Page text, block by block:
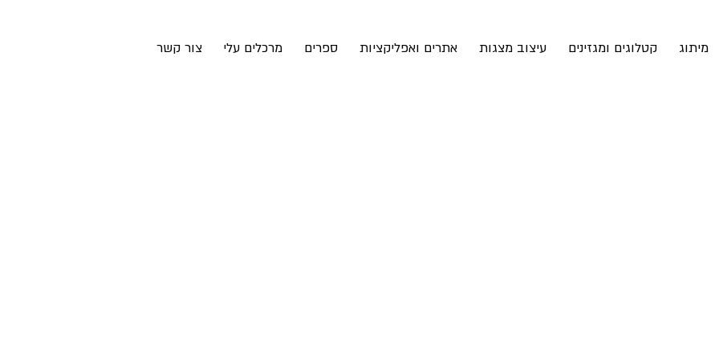
מיתוג קטלוגים ומגזינים עיצוב מצגות אתרים ואפליקציות ספרים מרכלים עלי צור קשר